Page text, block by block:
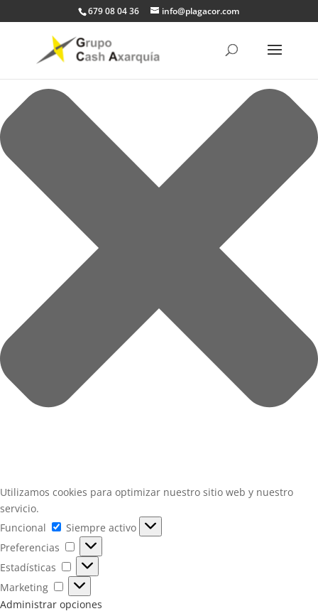
Gestionar el Consentimiento de las Cookies
Utilizamos cookies para optimizar nuestro sitio web y nuestro
servicio.
Funcional
Funcional
Siempre activo
Preferencias
Preferencias
Estadísticas
Estadísticas
Marketing
Marketing
Administrar opciones
679 08 04 36 info@plagacor.com